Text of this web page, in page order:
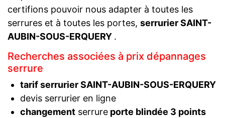
certifions pouvoir nous adapter à toutes les
serrures et à toutes les portes, serrurier SAINT-
AUBIN-SOUS-ERQUERY .
Recherches associées à prix dépannages
serrure
tarif serrurier SAINT-AUBIN-SOUS-ERQUERY
devis serrurier en ligne
changementserrureporte blindée 3 points